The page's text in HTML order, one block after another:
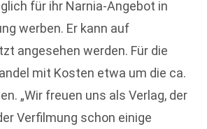
für ihr Narnia-Angebot in
werben. Er kann auf
angesehen werden. Für die
mit Kosten etwa um die ca.
„Wir freuen uns als Verlag, der
Verfilmung schon einige